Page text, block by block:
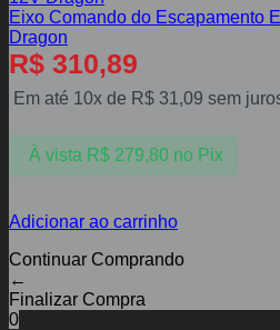
Eixo Comando do Escapamento
Dragon
R$ 310,89
Em até 10x de R$ 31,09 sem
À vista R$279,80 no Pix
Adicionar ao carrinho
Continuar Comprando
←
Finalizar Compra
0